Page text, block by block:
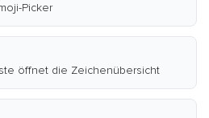
Picker
öffnet die Zeichenübersicht